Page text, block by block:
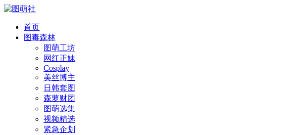
首页
图毒森林
图萌工坊
网红正妹
Cosplay
美丝博主
日韩套图
森萝财团
图萌选集
视频精选
紧急企划